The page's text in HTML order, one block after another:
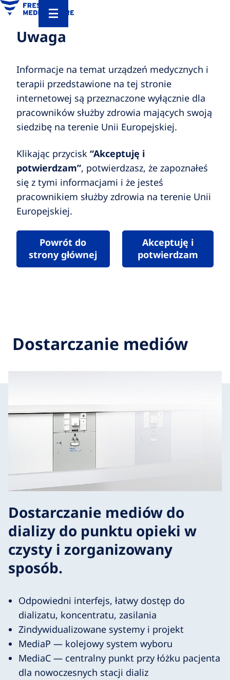
Uwaga
Informacje na temat urządzeń medycznych i
terapii przedstawione na tej stronie
internetowej są przeznaczone wyłącznie dla
pracowników służby zdrowia mających swoją
siedzibę na terenie Unii Europejskiej.
Klikając przycisk “Akceptuję i
potwierdzam”, potwierdzasz, że zapoznałeś
się z tymi informacjami i że jesteś
pracownikiem służby zdrowia na terenie Unii
Europejskiej.
Powrót do
strony głównej
Akceptuję i
potwierdzam
Dostarczanie mediów
Dostarczanie mediów do
dializy do punktu opieki w
czysty i zorganizowany
sposób.
Odpowiedni interfejs, łatwy dostęp do
dializatu, koncentratu, zasilania
Zindywidualizowane systemy i projekt
MediaP — kolejowy system wyboru
MediaC — centralny punkt przy łóżku pacjenta
dla nowoczesnych stacji dializ